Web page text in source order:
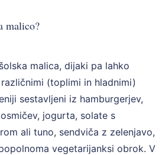
malico?
malica, dijaki pa lahko
(toplimi in hladnimi)
sestavljeni iz hamburgerjev,
jogurta, solate s
ali tuno, sendviča z zelenjavo,
vegetarijanksi obrok. V